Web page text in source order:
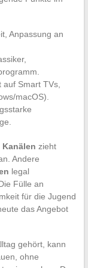
Anpassung an
Smart TVs,
macOS).
zieht
Andere
legal
Fülle an
für die Jugend
das Angebot
gehört, kann
ohne